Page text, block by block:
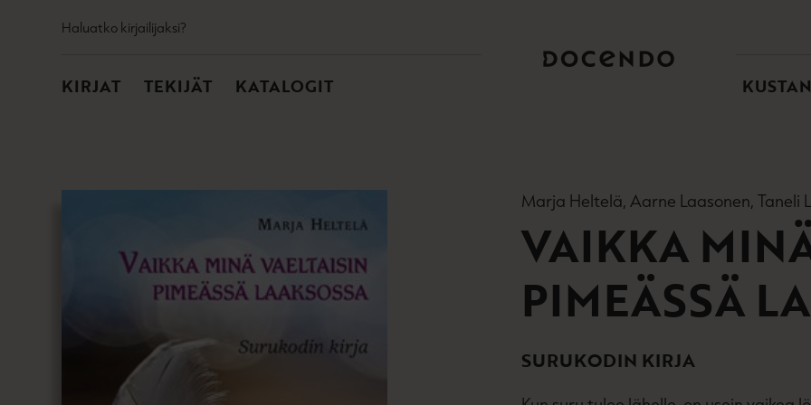
sisältöönTOISSIJAINEN
Haluatko kirjailijaksi?
PÄÄVALIKKO
KIRJAT TEKIJÄT KATALOGIT
Marja Heltelä, Aarne Laasonen, Taneli
VAIKKA
PIMEÄSSÄ
SURUKODIN KIRJA